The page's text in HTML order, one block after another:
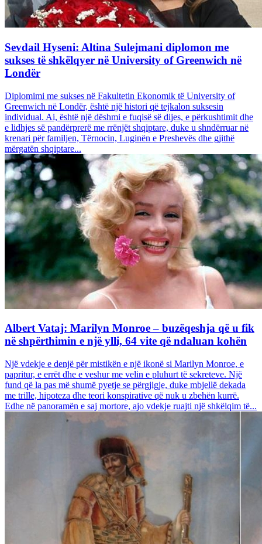
Sevdail Hyseni: Altina Sulejmani diplomon me
sukses të shkëlqyer në University of Greenwich në
Londër
Diplomimi me sukses në Fakultetin Ekonomik të University of
Greenwich në Londër, është një histori që tejkalon suksesin
individual. Ai, është një dëshmi e fuqisë së dijes, e përkushtimit dhe
e lidhjes së pandërprerë me rrënjët shqiptare, duke u shndërruar në
krenari për familjen, Tërnocin, Luginën e Preshevës dhe gjithë
mërgatën shqiptare...
Albert Vataj: Marilyn Monroe – buzëqeshja që u fik
në shpërthimin e një ylli, 64 vite që ndaluan kohën
Një vdekje e denjë për mistikën e një ikonë si Marilyn Monroe, e
papritur, e errët dhe e veshur me velin e pluhurt të sekreteve. Një
fund që la pas më shumë pyetje se përgjigje, duke mbjellë dekada
me trille, hipoteza dhe teori konspirative që nuk u zbehën kurrë.
Edhe në panoramën e saj mortore, ajo vdekje ruajti një shkëlqim të...